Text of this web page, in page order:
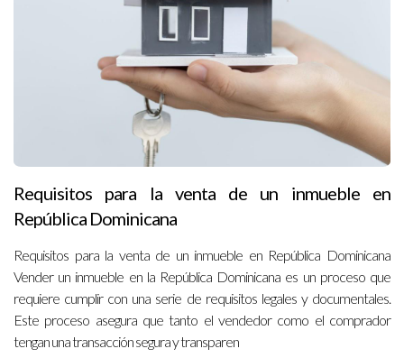
Requisitos para la venta de un inmueble en
República Dominicana
Requisitos para la venta de un inmueble en República Dominicana
Vender un inmueble en la República Dominicana es un proceso que
requiere cumplir con una serie de requisitos legales y documentales.
Este proceso asegura que tanto el vendedor como el comprador
tengan una transacción segura y transparen